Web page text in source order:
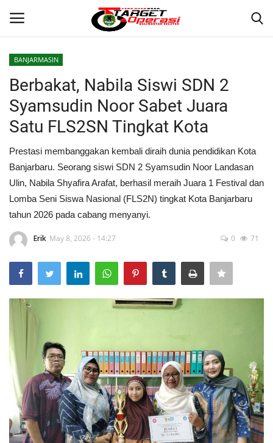
Home
BANJARMASIN
KRIMINAL
HUKUM
PERISTIWA
POLITIK
KULINER
TO CHANEL
BANJARMASIN
Berbakat, Nabila Siswi SDN 2
Syamsudin Noor Sabet Juara
Satu FLS2SN Tingkat Kota
Prestasi membanggakan kembali diraih dunia pendidikan Kota
Banjarbaru. Seorang siswi SDN 2 Syamsudin Noor Landasan
Ulin, Nabila Shyafira Arafat, berhasil meraih Juara 1 Festival dan
Lomba Seni Siswa Nasional (FLS2N) tingkat Kota Banjarbaru
tahun 2026 pada cabang menyanyi.
Erik May 8, 2026 - 14:27 0 71